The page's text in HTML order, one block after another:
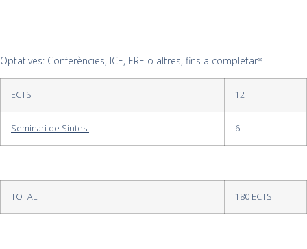
Optatives: Conferències, ICE, ERE o altres, fins a completar*
ECTS 12
Seminari de Síntesi 6
TOTAL 180 ECTS